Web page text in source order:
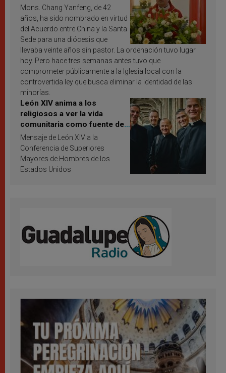
Mons. Chang Yanfeng, de 42
años, ha sido nombrado en virtud
del Acuerdo entre China y la Santa
Sede para una diócesis que
llevaba veinte años sin pastor. La ordenación tuvo lugar
hoy. Pero hace tres semanas antes tuvo que
comprometer públicamente a la Iglesia local con la
controvertida ley que busca eliminar la identidad de las
minorías.
León XIV anima a los
religiosos a ver la vida
comunitaria como fuente de
inspiración y santificación
Mensaje de León XIV a la
Conferencia de Superiores
Mayores de Hombres de los
Estados Unidos